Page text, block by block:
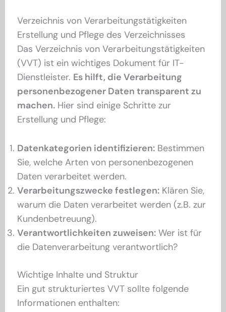
Verzeichnis von Verarbeitungstätigkeiten
Erstellung und Pflege des Verzeichnisses
Das Verzeichnis von Verarbeitungstätigkeiten
(VVT) ist ein wichtiges Dokument für IT-
Dienstleister. Es hilft, die Verarbeitung
personenbezogener Daten transparent zu
machen.Hier sind einige Schritte zur
Erstellung und Pflege:
Datenkategorien identifizieren:Bestimmen
Sie, welche Arten von personenbezogenen
Daten verarbeitet werden.
Verarbeitungszwecke festlegen:Klären Sie,
warum die Daten verarbeitet werden (z.B. zur
Kundenbetreuung).
Verantwortlichkeiten zuweisen:Wer ist für
die Datenverarbeitung verantwortlich?
Wichtige Inhalte und Struktur
Ein gut strukturiertes VVT sollte folgende
Informationen enthalten: